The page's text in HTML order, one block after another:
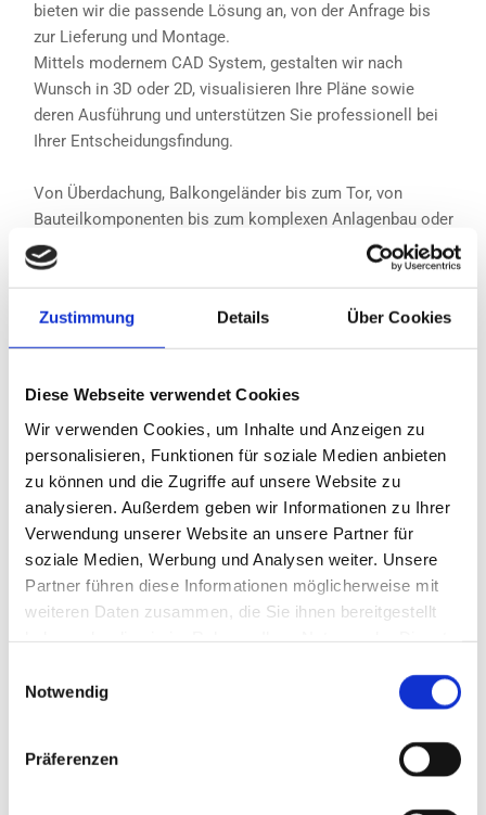
Zustimmung Details Über Cookies
Diese Webseite verwendet Cookies
Wir verwenden Cookies, um Inhalte und Anzeigen zu
personalisieren, Funktionen für soziale Medien anbieten
zu können und die Zugriffe auf unsere Website zu
analysieren. Außerdem geben wir Informationen zu Ihrer
Verwendung unserer Website an unsere Partner für
soziale Medien, Werbung und Analysen weiter. Unsere
Partner führen diese Informationen möglicherweise mit
weiteren Daten zusammen, die Sie ihnen bereitgestellt
Notwendig
Präferenzen
bieten wir die passende Lösung an, von der Anfrage bis
zur Lieferung und Montage.
Mittels modernem CAD System, gestalten wir nach
Wunsch in 3D oder 2D, visualisieren Ihre Pläne sowie
deren Ausführung und unterstützen Sie professionell bei
Ihrer Entscheidungsfindung.
Von Überdachung, Balkongeländer bis zum Tor, von
Bauteilkomponenten bis zum komplexen Anlagenbau oder
Blechbearbeitung in Serienfertigung, alles ist möglich!
Fordern Sie uns heraus!